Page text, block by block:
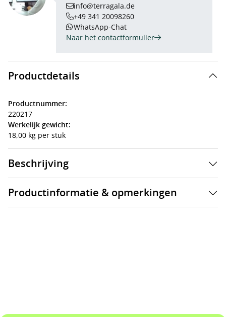
info@terragala.de
+49 341 20098260
WhatsApp-Chat
Naar het contactformulier
Productdetails
Productnummer:
220217
Werkelijk gewicht:
18,00 kg per stuk
Beschrijving
Productinformatie & opmerkingen